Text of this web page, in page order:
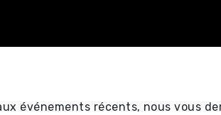
événements récents, nous vous